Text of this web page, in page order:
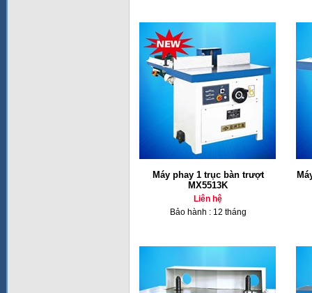
Máy phay 1 trục bàn trượt
MX5513K
Liên hệ
Bảo hành : 12 tháng